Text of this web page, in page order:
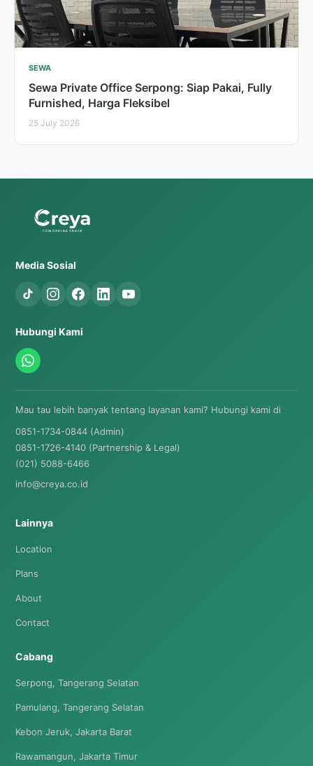
SEWA
Sewa Private Office Serpong: Siap Pakai, Fully
Furnished, Harga Fleksibel
25 July 2026
Media Sosial
Hubungi Kami
Mau tau lebih banyak tentang layanan kami? Hubungi kami di
0851-1734-0844 (Admin)
0851-1726-4140 (Partnership & Legal)
(021) 5088-6466
info@creya.co.id
Lainnya
Location
Plans
About
Contact
Cabang
Serpong, Tangerang Selatan
Pamulang, Tangerang Selatan
Kebon Jeruk, Jakarta Barat
Rawamangun, Jakarta Timur